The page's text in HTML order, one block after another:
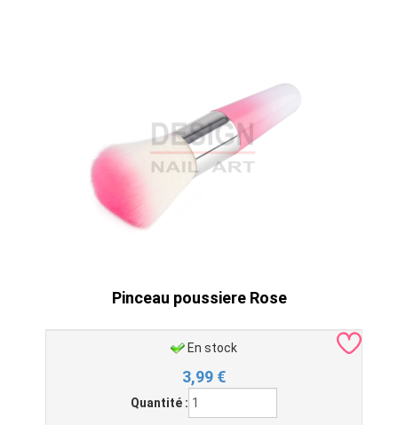
Pinceau poussiere Rose
En stock
3,99 €
Quantité :